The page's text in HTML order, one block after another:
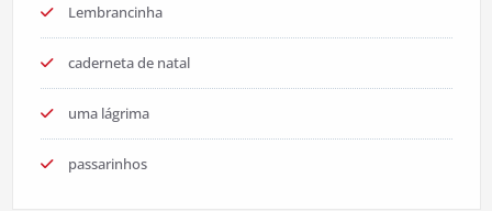
Lembrancinha
caderneta de natal
uma lágrima
passarinhos